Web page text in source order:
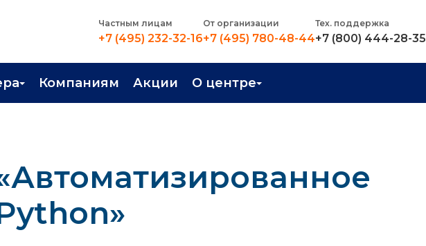
Частным лицам
+7 (495) 232-32-16
От организации
+7 (495) 780-48-44
Тех. поддержка
+7 (800) 444-28-35
Компаниям Акции О центре
О центре